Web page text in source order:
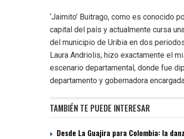
‘Jaimito’ Buitrago, como es conocido
capital del país y actualmente cursa
del municipio de Uribia en dos
Laura Andriolis, hizo exactamente el
escenario departamental, donde fue
departamento y gobernadora
TAMBIÉN TE PUEDE INTERESAR
Desde La Guajira para Colombia: la